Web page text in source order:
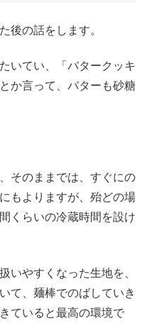
後の話をします。
いてい、「バタークッキ
か言って、バターも砂糖
そのままでは、すぐにの
もよりますが、殆どの場
くらいの冷蔵時間を設け
いやすくなった生地を、
て、麺棒でのばしていき
ていると最高の環境で